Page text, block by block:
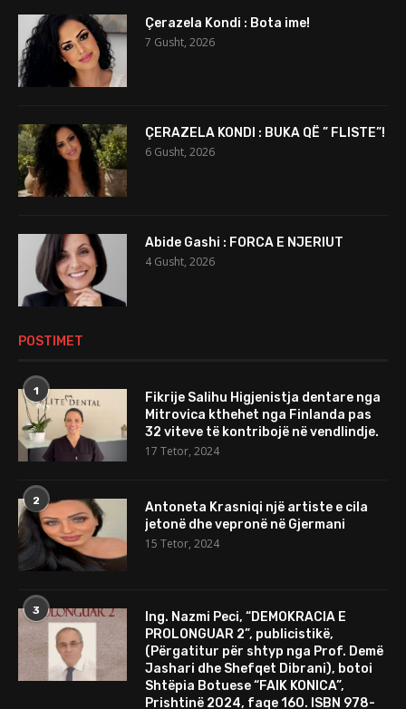
Çerazela Kondi : Bota ime!
7 Gusht, 2026
ÇERAZELA KONDI : BUKA QË ” FLISTE”!
6 Gusht, 2026
Abide Gashi : FORCA E NJERIUT
4 Gusht, 2026
POSTIMET
1
Fikrije Salihu Higjenistja dentare nga
Mitrovica kthehet nga Finlanda pas
32 viteve të kontribojë në vendlindje.
17 Tetor, 2024
2
Antoneta Krasniqi një artiste e cila
jetonë dhe vepronë në Gjermani
15 Tetor, 2024
3
Ing. Nazmi Peci, “DEMOKRACIA E
PROLONGUAR 2”, publicistikë,
(Përgatitur për shtyp nga Prof. Demë
Jashari dhe Shefqet Dibrani), botoi
Shtëpia Botuese “FAIK KONICA”,
Prishtinë 2024, faqe 160. ISBN 978-